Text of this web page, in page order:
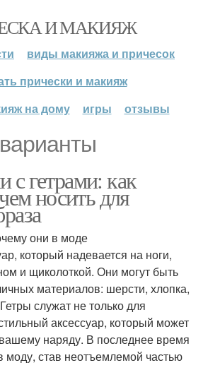
И МАКИЯЖ
виды макияжа и причесок
прически и макияж
на дому
игры отзывы
гетрами: как
носить для
они в моде
который надевается на ноги,
и щиколоткой. Они могут быть
материалов: шерсти, хлопка,
служат не только для
аксессуар, который может
наряду. В последнее время
моду, став неотъемлемой частью